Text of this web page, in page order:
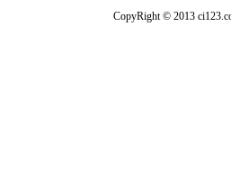
CopyRight © 2013